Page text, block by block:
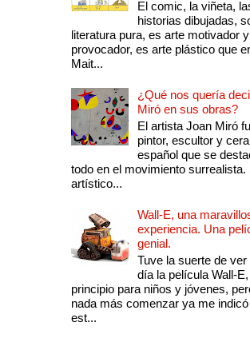
El comic, la viñeta,
historias dibujadas,
literatura pura, es arte motivador y
provocador, es arte plástico que
Mait...
¿Qué nos quería
Miró en sus obras?
El artista Joan Miró
pintor, escultor y
español que se
todo en el movimiento surrealista.
artístico...
Wall-E, una
experiencia. Una
genial.
Tuve la suerte de ver
día la película Wall-
principio para niños y jóvenes,
nada más comenzar ya me
est...